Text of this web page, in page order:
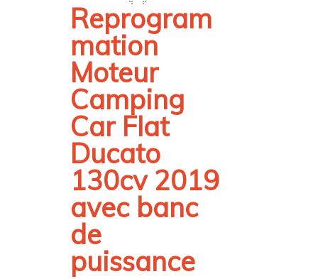
Reprogram
mation
Moteur
Camping
Car FIat
Ducato
130cv 2019
avec banc
de
puissance